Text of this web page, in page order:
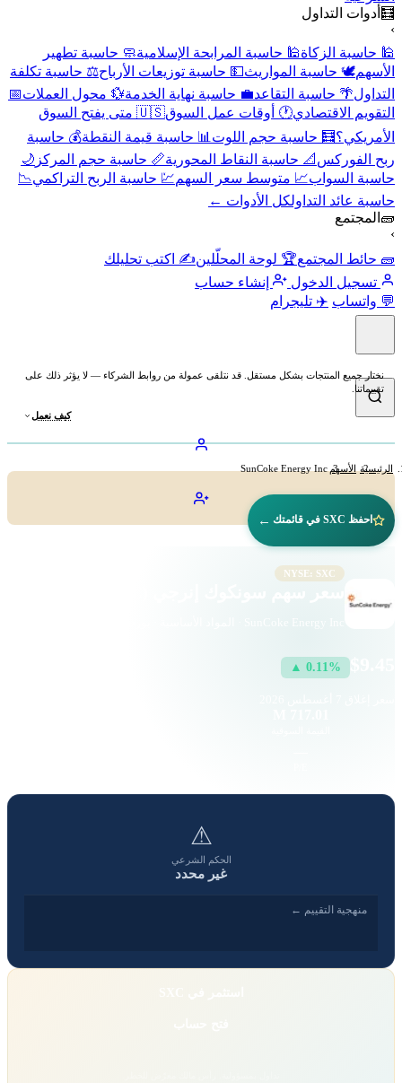
🧮أدوات التداول
🕌 حاسبة الزكاة🕌 حاسبة المرابحة الإسلامية🧼 حاسبة تطهير
الأسهم🕊️ حاسبة المواريث💵 حاسبة توزيعات الأرباح⚖️ حاسبة تكلفة
التداول 🌴 حاسبة التقاعد💼 حاسبة نهاية الخدمة💱 محول العملات📅
التقويم الاقتصادي🕐 أوقات عمل السوق
🇺🇸 متى يفتح السوق
الأمريكي؟🧮 حاسبة حجم اللوت📊 حاسبة قيمة النقطة💰 حاسبة
ربح الفوركس 📐 حاسبة النقاط المحورية📏 حاسبة حجم المركز 🌙
حاسبة السواب📈 متوسط سعر السهم💹 حاسبة الربح التراكمي 📉
حاسبة عائد التداولكل الأدوات ←
🧱المجتمع
🧱 حائط المجتمع🏆 لوحة المحلّلين✍️ اكتب تحليلك
تسجيل الدخول
إنشاء حساب
💬 واتساب ✈️ تليجرام
نختار جميع المنتجات بشكل مستقل. قد نتلقى عمولة من روابط الشركاء — لا يؤثر ذلك على
تقييماتنا.
كيف نعمل
الرئيسية الأسهم SunCoke Energy Inc
احفظ SXC في قائمتك ←
NYSE: SXC
سعر سهم سونكوك إنرجي (SXC)
▲ 0.11%
⚠
الحكم الشرعي
غير محدد
منهجية التقييم ←